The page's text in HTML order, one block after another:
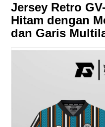
Jersey Retro
Hitam dengan
dan Garis